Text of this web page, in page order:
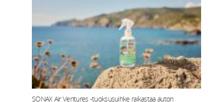
SONAX Air Ventures -tuoksusuihke raikastaa auton